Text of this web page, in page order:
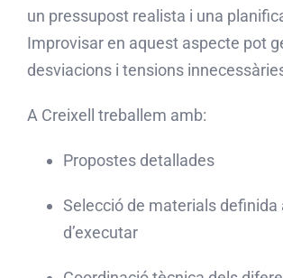
un pressupost realista i una
Improvisar en aquest aspecte pot
desviacions i tensions
A Creixell treballem amb:
Propostes detallades
Selecció de materials definida
d’executar